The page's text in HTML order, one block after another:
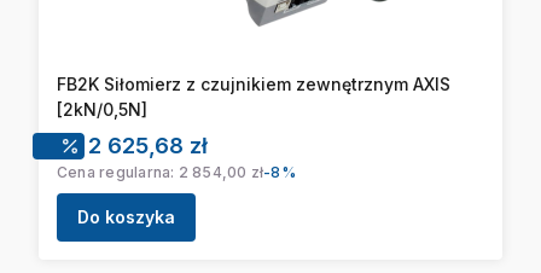
FB2K Siłomierz z czujnikiem zewnętrznym AXIS
[2kN/0,5N]
Cena promocyjna
2 625,68 zł
Cena regularna: 2 854,00 zł-8%
Do koszyka